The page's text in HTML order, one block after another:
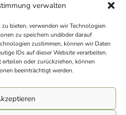
verwalten
bieten, verwenden wir Technologien
zu speichern und/oder darauf
zustimmen, können wir Daten
IDs auf dieser Website verarbeiten.
oder zurückziehen, können
beeinträchtigt werden.